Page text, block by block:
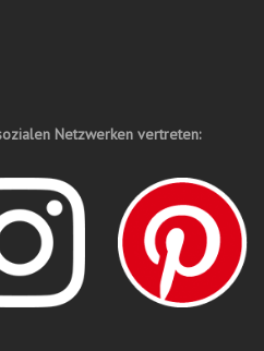
Netzwerken vertreten: